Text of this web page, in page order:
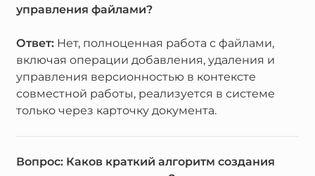
управления файлами?
Ответ:Нет, полноценная работа с файлами,
включая операции добавления, удаления и
управления версионностью в контексте
совместной работы, реализуется в системе
только через карточку документа.
Вопрос: Каков краткий алгоритм создания